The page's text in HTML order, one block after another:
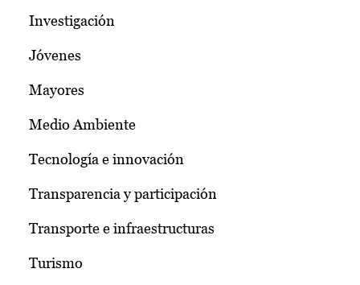
Investigación
Jóvenes
Mayores
Medio Ambiente
Tecnología e innovación
Transparencia y participación
Transporte e infraestructuras
Turismo